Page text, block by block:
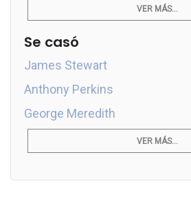
VER MÁS...
Se casó
James Stewart
Anthony Perkins
George Meredith
VER MÁS...